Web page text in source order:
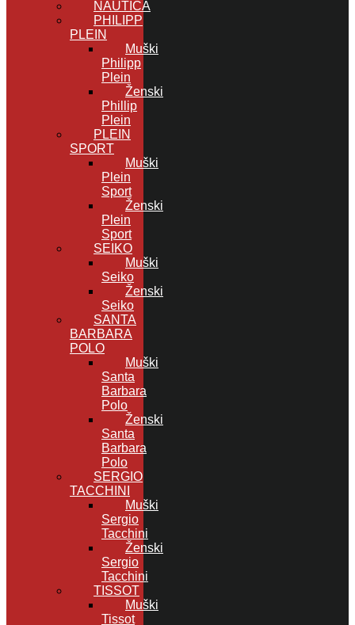
NAUTICA
PHILIPP
PLEIN
Muški
Philipp
Plein
Ženski
Phillip
Plein
PLEIN
SPORT
Muški
Plein
Sport
Ženski
Plein
Sport
SEIKO
Muški
Seiko
Ženski
Seiko
SANTA
BARBARA
POLO
Muški
Santa
Barbara
Polo
Ženski
Santa
Barbara
Polo
SERGIO
TACCHINI
Muški
Sergio
Tacchini
Ženski
Sergio
Tacchini
TISSOT
Muški
Tissot